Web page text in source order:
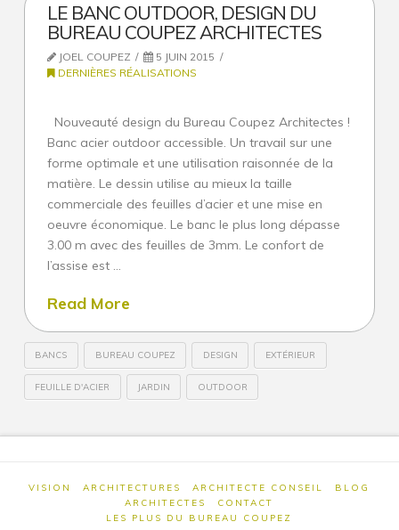
Ecologie
Qualité et satisfaction
Référence de l’esthétique
Architectures
Villa d’exception et de prestige
Rénovation sur-mesure
Patrimoine
Collectif
Innovation : l’architecte de solutions
Service d’architecte
LE BANC OUTDOOR, DESIGN DU
BUREAU COUPEZ ARCHITECTES
JOEL COUPEZ
5 JUIN 2015
DERNIÈRES RÉALISATIONS
Nouveauté design du Bureau Coupez Architectes !
Banc acier outdoor accessible. Un travail sur une
forme optimale et une utilisation raisonnée de la
matière. Le dessin utilise au mieux la taille
commerciale des feuilles d’acier et une mise en
oeuvre économique. Le banc le plus long dépasse
3.00 m avec des feuilles de 3mm. Le confort de
l’assise est …
Read More
BANCS BUREAU COUPEZ DESIGN EXTÉRIEUR
FEUILLE D'ACIER JARDIN OUTDOOR
CoupezLE
OUTDOOR,
DESIGN
VISION ARCHITECTURES ARCHITECTE CONSEIL
BLOG
ARCHITECTES
CONTACT
LES PLUS DU BUREAU COUPEZ